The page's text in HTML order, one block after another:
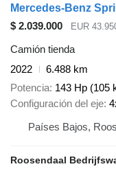
$ 2.039.000 EUR
Camión tienda
2022
6.488 km
Potencia 143 Hp (105
Configuración del eje
Países Bajos,
Roosendaal